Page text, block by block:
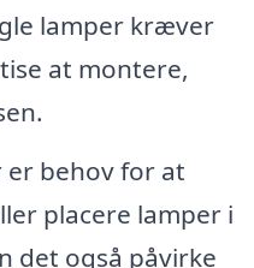
lamper kræver
at montere,
er behov for at
placere lamper i
det også påvirke